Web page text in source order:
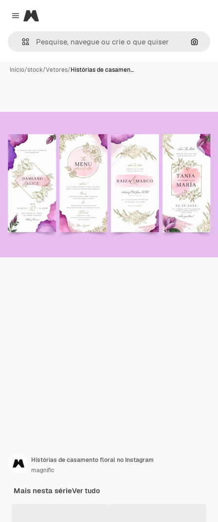
Close menu
Magnific
Início/stock/Vetores/Histórias de casamen…
Histórias de casamento floral no Instagram
magnific
Mais nesta sérieVer tudo